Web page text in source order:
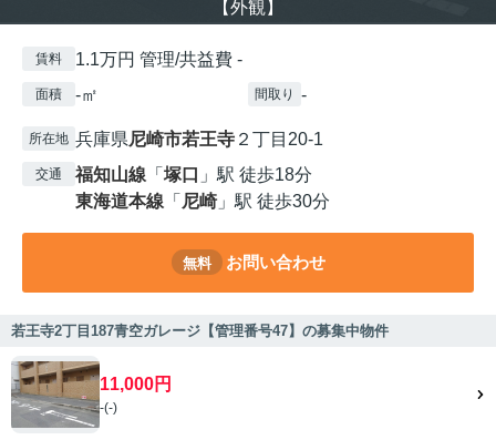
【外観】
賃料 1.1万円 管理/共益費 -
面積 -㎡ 間取り -
所在地 兵庫県尼崎市若王寺 ２丁目20-1
交通 福知山線 「 塚口 」駅 徒歩18分
東海道本線 「 尼崎」駅 徒歩30分
無料 お問い合わせ
若王寺2丁目187青空ガレージ【管理番号47】の募集中物件
11,000円
-(-)